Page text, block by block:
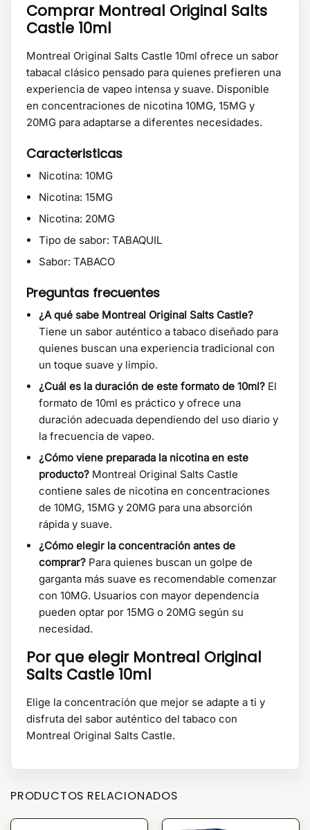
Comprar Montreal Original Salts
Castle 10ml
Montreal Original Salts Castle 10ml ofrece un sabor
tabacal clásico pensado para quienes prefieren una
experiencia de vapeo intensa y suave. Disponible
en concentraciones de nicotina 10MG, 15MG y
20MG para adaptarse a diferentes necesidades.
Caracteristicas
Nicotina: 10MG
Nicotina: 15MG
Nicotina: 20MG
Tipo de sabor: TABAQUIL
Sabor: TABACO
Preguntas frecuentes
¿A qué sabe Montreal Original Salts Castle?
Tiene un sabor auténtico a tabaco diseñado para
quienes buscan una experiencia tradicional con
un toque suave y limpio.
¿Cuál es la duración de este formato de 10ml? El
formato de 10ml es práctico y ofrece una
duración adecuada dependiendo del uso diario y
la frecuencia de vapeo.
¿Cómo viene preparada la nicotina en este
producto? Montreal Original Salts Castle
contiene sales de nicotina en concentraciones
de 10MG, 15MG y 20MG para una absorción
rápida y suave.
¿Cómo elegir la concentración antes de
comprar? Para quienes buscan un golpe de
garganta más suave es recomendable comenzar
con 10MG. Usuarios con mayor dependencia
pueden optar por 15MG o 20MG según su
necesidad.
Por que elegir Montreal Original
Salts Castle 10ml
Elige la concentración que mejor se adapte a ti y
disfruta del sabor auténtico del tabaco con
Montreal Original Salts Castle.
PRODUCTOS RELACIONADOS